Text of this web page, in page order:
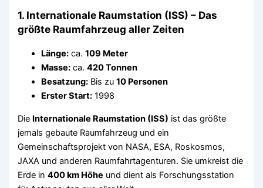
1. Internationale Raumstation (ISS) – Das
größte Raumfahrzeug aller Zeiten
Länge: ca.109 Meter
Masse: ca.420 Tonnen
Besatzung: Bis zu10 Personen
Erster Start: 1998
Die Internationale Raumstation (ISS) ist das größte
jemals gebaute Raumfahrzeug und ein
Gemeinschaftsprojekt von NASA, ESA, Roskosmos,
JAXA und anderen Raumfahrtagenturen. Sie umkreist die
Erde in400 km Höhe und dient als Forschungsstation